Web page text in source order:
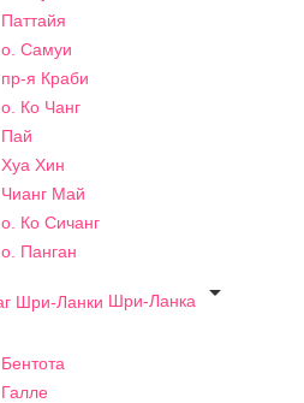
Паттайя
о. Самуи
пр-я Краби
о. Ко Чанг
Пай
Хуа Хин
Чианг Май
о. Ко Сичанг
о. Панган
Шри-Ланка

Бентота
Галле